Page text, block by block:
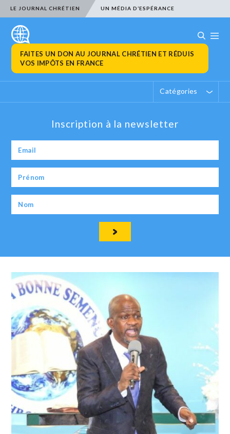
LE JOURNAL CHRÉTIEN UN MÉDIA D’ESPÉRANCE
FAITES UN DON AU JOURNAL CHRÉTIEN ET RÉDUIS
VOS IMPÔTS EN FRANCE
Catégories
Inscription à la newsletter